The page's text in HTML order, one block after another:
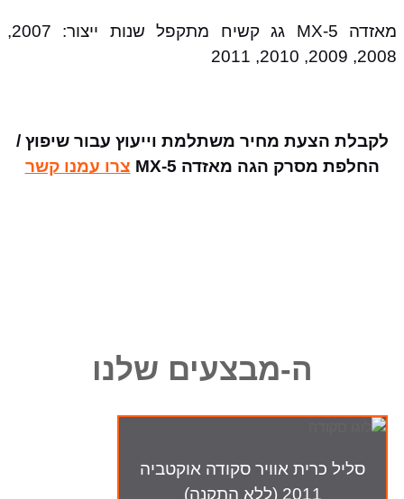
מאזדה MX-5 גג קשיח מתקפל שנות ייצור: 2007,
2008, 2009, 2010, 2011
לקבלת הצעת מחיר משתלמת וייעוץ עבור שיפוץ /
החלפת מסרק הגה מאזדה MX-5
צרו עמנו קשר
ה-מבצעים שלנו
סליל כרית אוויר סקודה אוקטביה
2011 (ללא התקנה)